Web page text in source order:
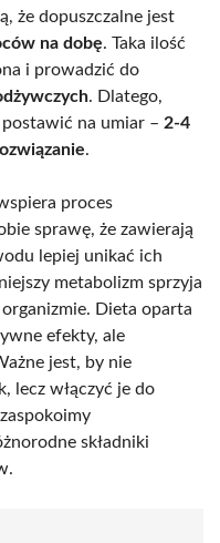
że dopuszczalne jest
na dobę. Taka ilość
i prowadzić do
. Dlatego,
na umiar – 2-4
.
proces
sprawę, że zawierają
lepiej unikać ich
metabolizm sprzyja
Dieta oparta
efekty, ale
jest, by nie
lecz włączyć je do
składniki